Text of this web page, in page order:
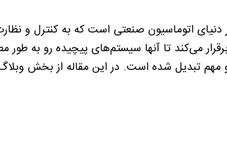
دنیای اتوماسیون صنعتی است که به کنترل و
می‌کند تا آنها سیستم‌های پیچیده رو به
تبدیل شده است. در این مقاله از بخش